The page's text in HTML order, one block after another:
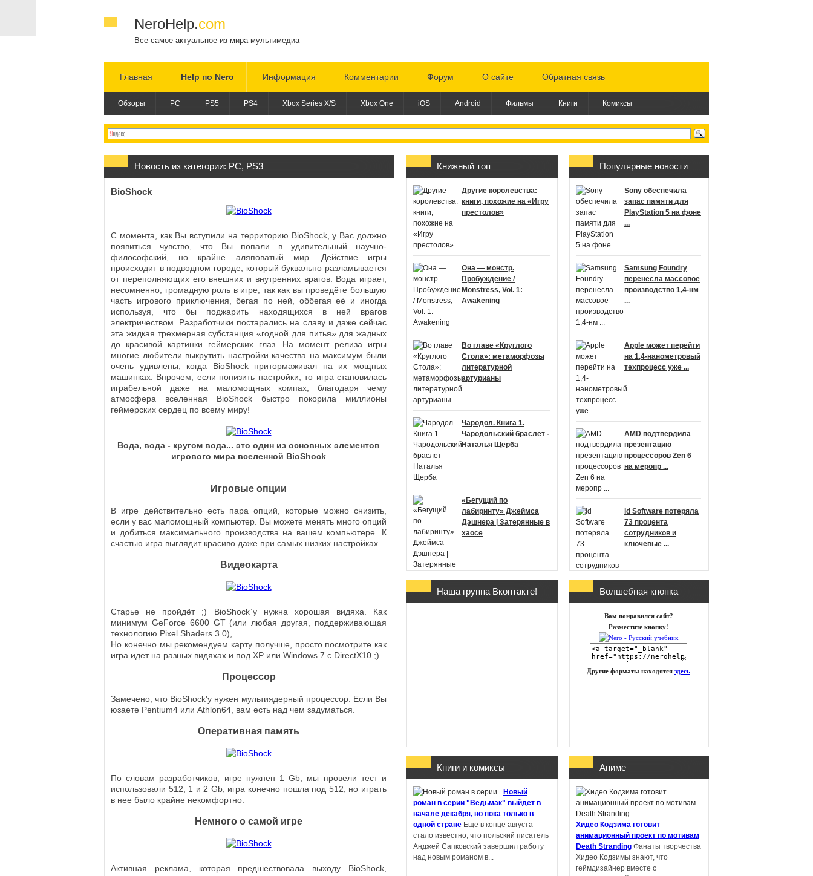
NeroHelp.com
Все самое актуальное из мира мультимедиа
Главная Help по Nero Информация Комментарии Форум О сайте Обратная связь
Обзоры PC PS5 PS4 Xbox Series X/S Xbox One iOS Android Фильмы Книги Комиксы
Новость из категории: PC, PS3
BioShock
С момента, как Вы вступили на территорию BioShock, у Вас должно
появиться чувство, что Вы попали в удивительный научно-
философский, но крайне аляповатый мир. Действие игры
происходит в подводном городе, который буквально разламывается
от переполняющих его внешних и внутренних врагов. Вода играет,
несомненно, громадную роль в игре, так как вы проведёте большую
часть игрового приключения, бегая по ней, оббегая её и иногда
используя, что бы поджарить находящихся в ней врагов
электричеством. Разработчики постарались на славу и даже сейчас
эта жидкая трехмерная субстанция «годной для питья» для жадных
до красивой картинки геймерских глаз. На момент релиза игры
многие любители выкрутить настройки качества на максимум были
очень удивлены, когда BioShock притормаживал на их мощных
машинках. Впрочем, если понизить настройки, то игра становилась
играбельной даже на маломощных компах, благодаря чему
атмосфера вселенная BioShock быстро покорила миллионы
геймерских сердец по всему миру!
Вода, вода - кругом вода... это один из основных элементов
игрового мира вселенной BioShock
Игровые опции
В игре действительно есть пара опций, которые можно снизить,
если у вас маломощный компьютер. Вы можете менять много опций
и добиться максимального производства на вашем компьютере. К
счастью игра выглядит красиво даже при самых низких настройках.
Видеокарта
Старье не пройдёт ;) BioShock`y нужна хорошая видяха. Как
минимум GeForce 6600 GT (или любая другая, поддерживающая
технологию Pixel Shaders 3.0),
Но конечно мы рекомендуем карту получше, просто посмотрите как
игра идет на разных видяхах и под XP или Windows 7 с DirectX10 ;)
Процессор
Замечено, что BioShock'у нужен мультиядерный процессор. Если Вы
юзаете Pentium4 или Athlon64, вам есть над чем задуматься.
Оперативная память
По словам разработчиков, игре нужнен 1 Gb, мы провели тест и
использовали 512, 1 и 2 Gb, игра конечно пошла под 512, но играть
в нее было крайне некомфортно.
Немного о самой игре
Активная реклама, которая предшествовала выходу BioShock,
Книжный топ
Другие королевства:
книги, похожие на «Игру
престолов»
Она — монстр.
Пробуждение /
Monstress, Vol. 1:
Awakening
Во главе «Круглого
Стола»: метаморфозы
литературной
артурианы
Чародол. Книга 1.
Чародольский браслет -
Наталья Щерба
«Бегущий по
лабиринту» Джеймса
Дэшнера | Затерянные в
хаосе
Гарри Поттер и Дары
призраки - Джон Бойн
Пандемониум. Город
тёмных секретов -
Наша группа Вконтакте!
Книги и комиксы
Новый
роман в серии "Ведьмак" выйдет в
начале декабря, но пока только в
одной стране Еще в конце августа
стало известно, что польский писатель
Анджей Сапковский завершил работу
над новым романом в...
Популярные новости
Sony обеспечила
запас памяти для
PlayStation 5 на фоне
...
Samsung Foundry
перенесла массовое
производство 1,4-нм
...
Apple может перейти
на 1,4-нанометровый
техпроцесс уже ...
AMD подтвердила
презентацию
процессоров Zen 6
на меропр ...
id Software потеряла
73 процента
сотрудников и
ключевые ...
анонсировала новые
игры в Xbox Game
Pass на п ...
Глава Xbox
бизнеса посл ...
PIN-UP: что
проверить перед
Волшебная кнопка
Вам понравился сайт?
Разместите кнопку!
Другие форматы находятся здесь
Аниме
Хидео Кодзима готовит
анимационный проект по мотивам
Death Stranding Фанаты творчества
Хидео Кодзимы знают, что
геймдизайнер вместе с